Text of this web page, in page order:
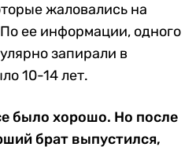
жаловались на
ее информации, одного
запирали в
10-14 лет.
было хорошо. Но после
брат выпустился,